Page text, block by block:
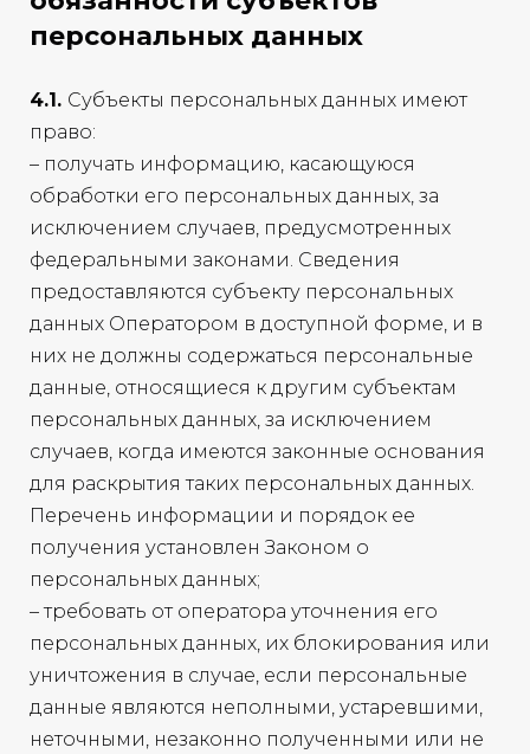
персональных данных
4.1. Субъекты персональных данных имеют
право:
– получать информацию, касающуюся
обработки его персональных данных, за
исключением случаев, предусмотренных
федеральными законами. Сведения
предоставляются субъекту персональных
данных Оператором в доступной форме, и в
них не должны содержаться персональные
данные, относящиеся к другим субъектам
персональных данных, за исключением
случаев, когда имеются законные основания
для раскрытия таких персональных данных.
Перечень информации и порядок ее
получения установлен Законом о
персональных данных;
– требовать от оператора уточнения его
персональных данных, их блокирования или
уничтожения в случае, если персональные
данные являются неполными, устаревшими,
неточными, незаконно полученными или не